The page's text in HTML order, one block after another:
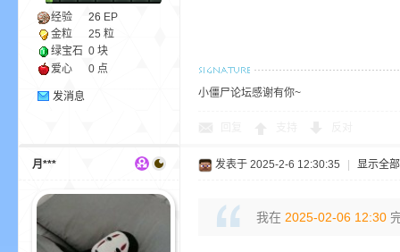
经验 26 EP
金粒
25 粒
绿宝石 0 块
爱心
0 点
发消息 小僵尸论坛感谢有你~
月*** 发表于 2025-2-6 12:30:35 显示全
我在 2025-02-06 12:30